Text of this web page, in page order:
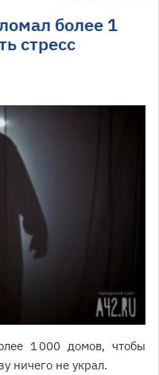
более 1
стресс
1 000 домов, чтобы
ничего не украл.